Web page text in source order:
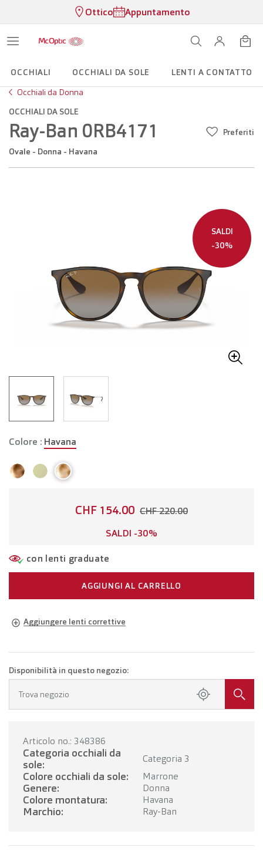
Ottico Appuntamento
OCCHIALI OCCHIALI DA SOLE
LENTI A CONTATTO
Occhiali da Donna
OCCHIALI DA SOLE
Ray-Ban 0RB4171
Ovale - Donna - Havana
Preferiti
SALDI
-30%
Colore : Havana
CHF 154.00 CHF 220.00
SALDI -30%
con lenti graduate
AGGIUNGI AL CARRELLO
Aggiungere lenti correttive
Occhiali con lenti monofocali
Fissa un appuntamento presso il tuo negozio.
FISSI UN APPUNTAMENTO
Disponibilità in questo negozio:
Trova negozio
Articolo no.: 348386
Categoria occhiali da
sole:
Categoria 3
Colore occhiali da sole: Marrone
Genere: Donna
Colore montatura: Havana
Marchio: Ray-Ban